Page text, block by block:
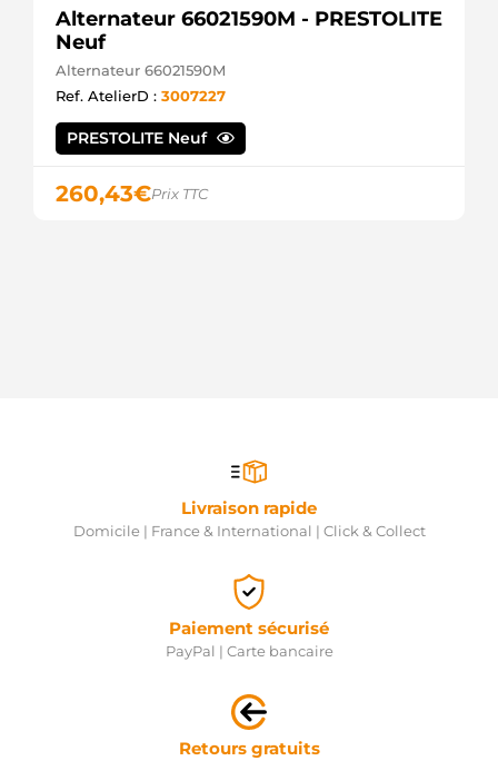
Alternateur 66021590M - PRESTOLITE
Neuf
Alternateur 66021590M
Ref. AtelierD : 3007227
PRESTOLITE Neuf
260,43€Prix TTC
Livraison rapide
Domicile | France & International | Click & Collect
Paiement sécurisé
PayPal | Carte bancaire
Retours gratuits